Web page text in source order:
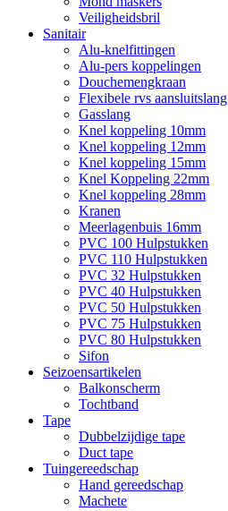
Veiligheidsbril
Sanitair
Alu-knelfittingen
Alu-pers koppelingen
Douchemengkraan
Flexibele rvs aansluitslang
Gasslang
Knel koppeling 10mm
Knel koppeling 12mm
Knel koppeling 15mm
Knel Koppeling 22mm
Knel koppeling 28mm
Kranen
Meerlagenbuis 16mm
PVC 100 Hulpstukken
PVC 110 Hulpstukken
PVC 32 Hulpstukken
PVC 40 Hulpstukken
PVC 50 Hulpstukken
PVC 75 Hulpstukken
PVC 80 Hulpstukken
Sifon
Seizoensartikelen
Balkonscherm
Tochtband
Tape
Dubbelzijdige tape
Duct tape
Tuingereedschap
Hand gereedschap
Machete